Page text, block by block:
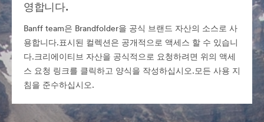
영합니다.
Banff team은 Brandfolder을 공식 브랜드 자산의 소스로 사
용합니다.표시된 컬렉션은 공개적으로 액세스 할 수 있습니
다.크리에이티브 자산을 공식적으로 요청하려면 위의 액세
스 요청 링크를 클릭하고 양식을 작성하십시오.모든 사용 지
침을 준수하십시오.